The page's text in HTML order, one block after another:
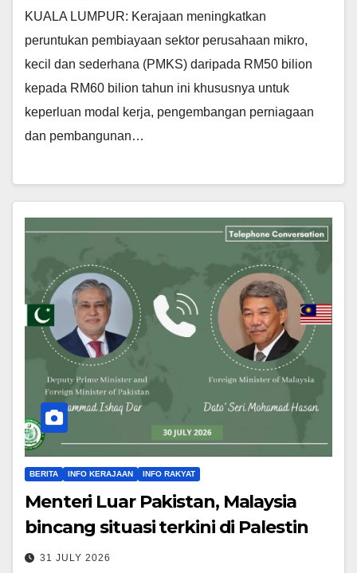
KUALA LUMPUR: Kerajaan meningkatkan
peruntukan pembiayaan sektor perusahaan mikro,
kecil dan sederhana (PMKS) daripada RM50 bilion
kepada RM60 bilion tahun ini khususnya untuk
keperluan modal kerja, pengembangan perniagaan
dan pembangunan…
BERITA INFO KERAJAAN INFO RAKYAT
Menteri Luar Pakistan, Malaysia
bincang situasi terkini di Palestin
31 JULY 2026